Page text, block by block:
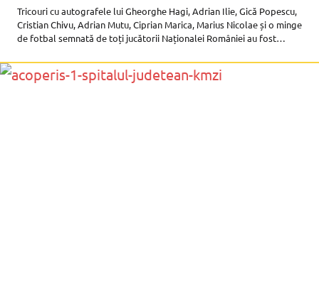
Tricouri cu autografele lui Gheorghe Hagi, Adrian Ilie, Gică Popescu,
Cristian Chivu, Adrian Mutu, Ciprian Marica, Marius Nicolae și o minge
de fotbal semnată de toți jucătorii Naționalei României au fost